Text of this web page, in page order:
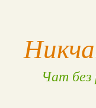
Чат без